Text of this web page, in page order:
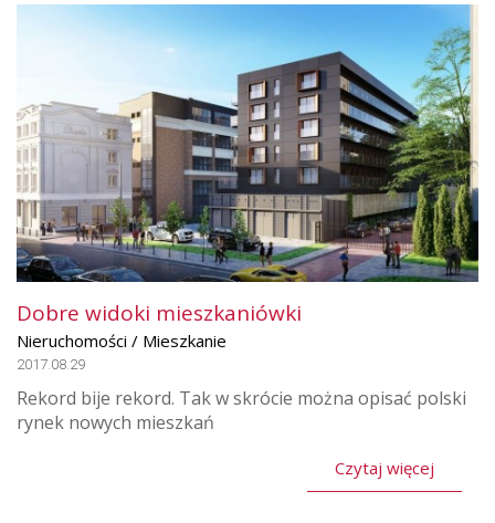
Dobre widoki mieszkaniówki
Nieruchomości / Mieszkanie
2017.08.29
Rekord bije rekord. Tak w skrócie można opisać polski
rynek nowych mieszkań
Czytaj więcej